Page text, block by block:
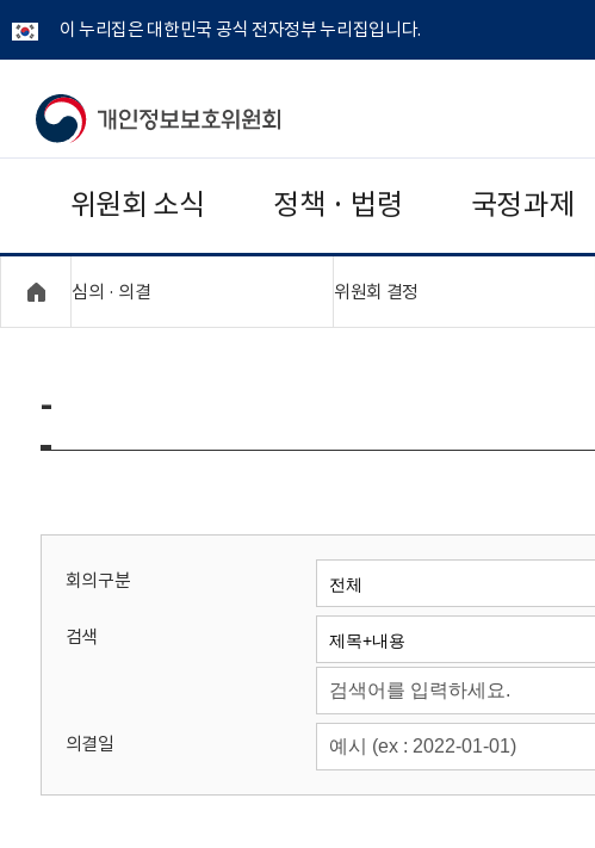
이 누리집은 대한민국 공식 전자정부 누리집입니다.
개
보
보
위
회
위원회 소식 정책 · 법령 국정과제
심의 · 의결 위원회 결정
-
회의구분
검색
의결일